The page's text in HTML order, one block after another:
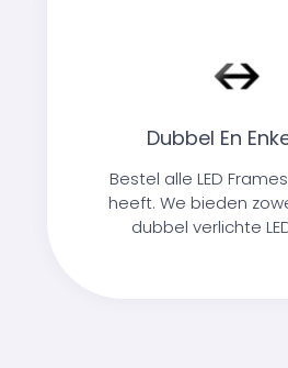
Dubbel En
Bestel alle LED
heeft. We bieden
dubbel verlichte